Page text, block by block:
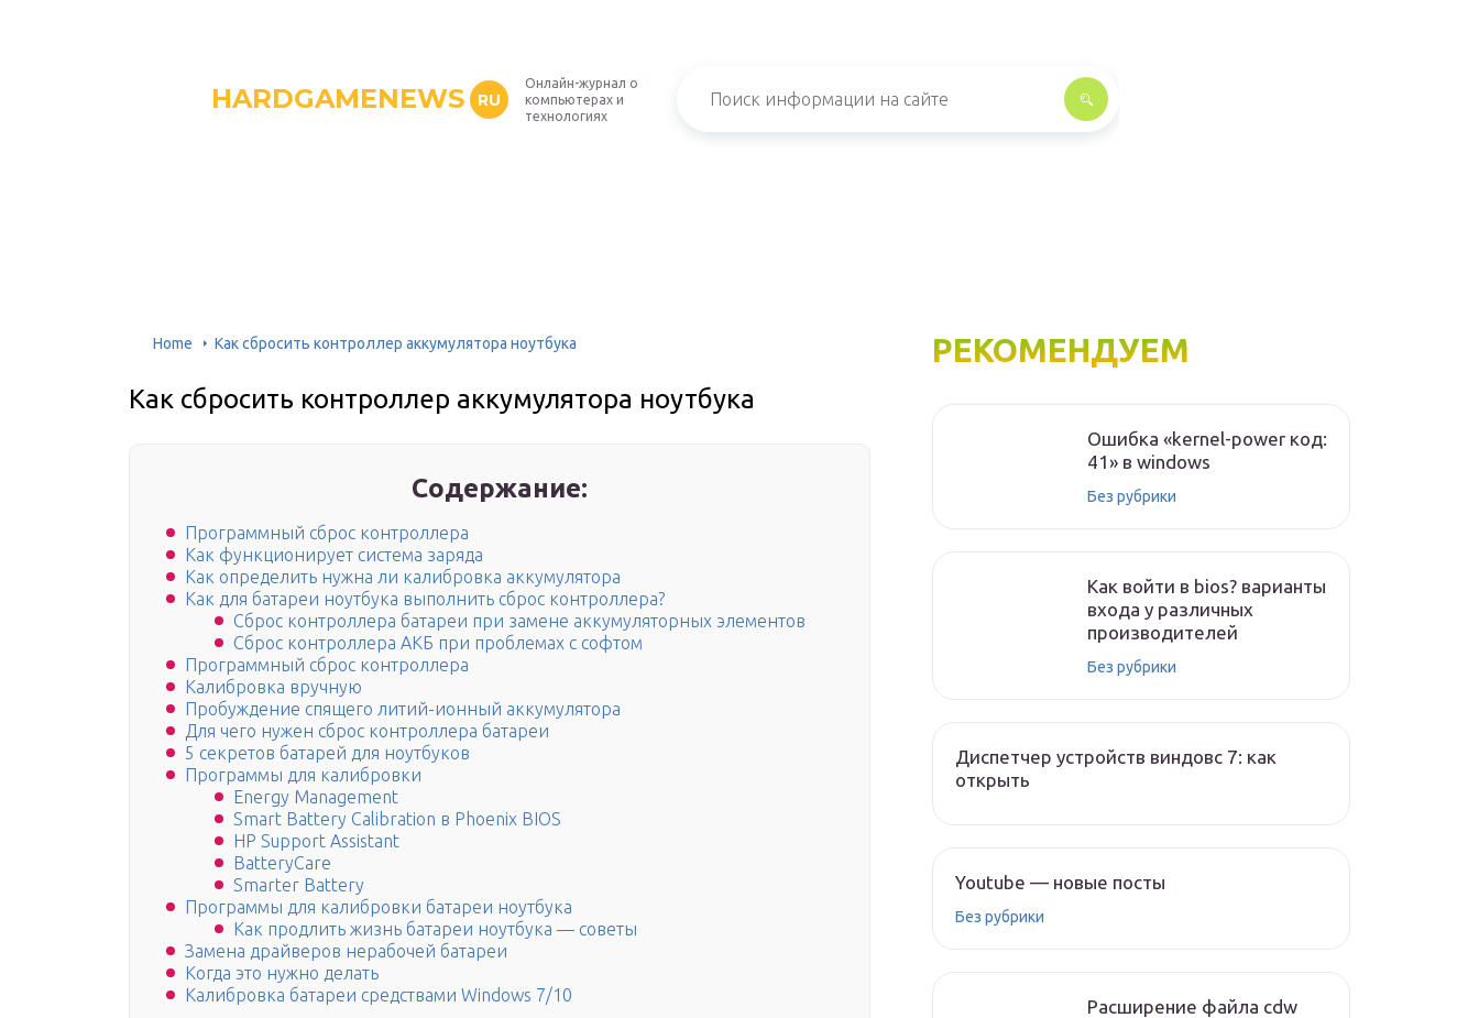
HARDGAMENEWS RU
Онлайн-журнал о
компьютерах и
технологиях
Home Как сбросить контроллер аккумулятора ноутбука
Как сбросить контроллер аккумулятора ноутбука
Содержание:
Программный сброс контроллера
Как функционирует система заряда
Как определить нужна ли калибровка аккумулятора
Как для батареи ноутбука выполнить сброс контроллера?
Сброс контроллера батареи при замене аккумуляторных элементов
Сброс контроллера АКБ при проблемах с софтом
Программный сброс контроллера
Калибровка вручную
Пробуждение спящего литий-ионный аккумулятора
Для чего нужен сброс контроллера батареи
5 секретов батарей для ноутбуков
Программы для калибровки
Energy Management
Smart Battery Calibration в Phoenix BIOS
HP Support Assistant
BatteryCare
Smarter Battery
Программы для калибровки батареи ноутбука
Как продлить жизнь батареи ноутбука — советы
Замена драйверов нерабочей батареи
Когда это нужно делать
Калибровка батареи средствами Windows 7/10
РЕКОМЕНДУЕМ
Ошибка «kernel-power код:
41» в windows
Без рубрики
Как войти в bios? варианты
входа у различных
производителей
Без рубрики
Диспетчер устройств виндовс 7: как
открыть
Youtube — новые посты
Без рубрики
Расширение файла cdw